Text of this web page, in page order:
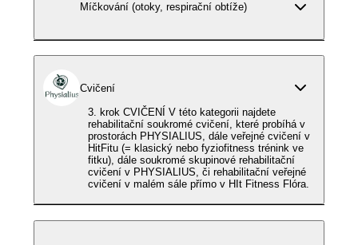
Míčkování (otoky, respirační obtíže)
Cvičení
3. krok CVIČENÍ V této kategorii najdete
rehabilitační soukromé cvičení, které probíhá v
prostorách PHYSIALIUS, dále veřejné cvičení v
HitFitu (= klasický nebo fyziofitness trénink ve
fitku), dále soukromé skupinové rehabilitační
cvičení v PHYSIALIUS, či rehabilitační veřejné
cvičení v malém sále přímo v HIt Fitness Flóra.